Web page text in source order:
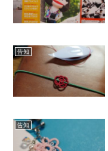
告知
告知